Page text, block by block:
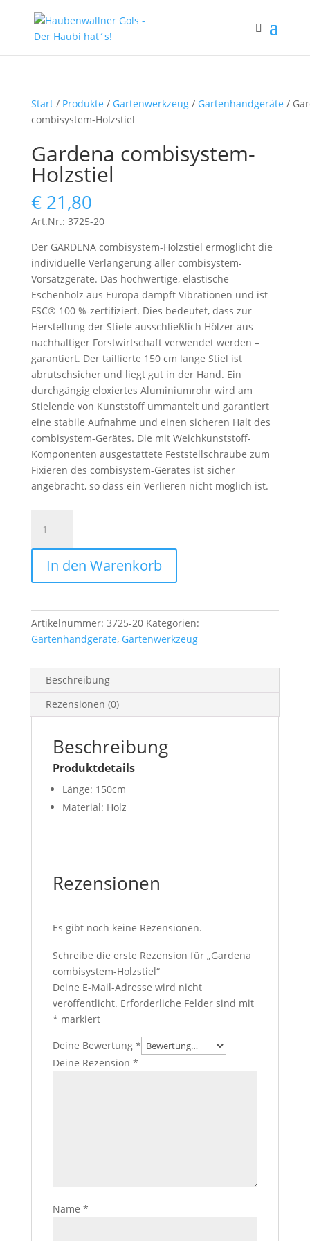
Start/ Produkte / Gartenwerkzeug/ Gartenhandgeräte /
combisystem-Holzstiel
Gardena combisystem-
Holzstiel
€21,80
Art.Nr.: 3725-20
Der GARDENA combisystem-Holzstiel ermöglicht die
individuelle Verlängerung aller combisystem-
Vorsatzgeräte. Das hochwertige, elastische
Eschenholz aus Europa dämpft Vibrationen und ist
FSC® 100 %-zertifiziert. Dies bedeutet, dass zur
Herstellung der Stiele ausschließlich Hölzer aus
nachhaltiger Forstwirtschaft verwendet werden –
garantiert. Der taillierte 150 cm lange Stiel ist
abrutschsicher und liegt gut in der Hand. Ein
durchgängig eloxiertes Aluminiumrohr wird am
Stielende von Kunststoff ummantelt und garantiert
eine stabile Aufnahme und einen sicheren Halt des
combisystem-Gerätes. Die mit Weichkunststoff-
Komponenten ausgestattete Feststellschraube zum
Fixieren des combisystem-Gerätes ist sicher
angebracht, so dass ein Verlieren nicht möglich ist.
combisystem-
Holzstiel
MengeIn den Warenkorb
Artikelnummer: 3725-20 Kategorien:
Gartenhandgeräte, Gartenwerkzeug
Beschreibung
Rezensionen (0)
Beschreibung
Produktdetails
Länge: 150cm
Material: Holz
Rezensionen
Es gibt noch keine Rezensionen.
Schreibe die erste Rezension für „Gardena
combisystem-Holzstiel“
Deine E-Mail-Adresse wird nicht
veröffentlicht. Erforderliche Felder sind mit
* markiert
Deine Bewertung *
Deine Rezension *
Name *